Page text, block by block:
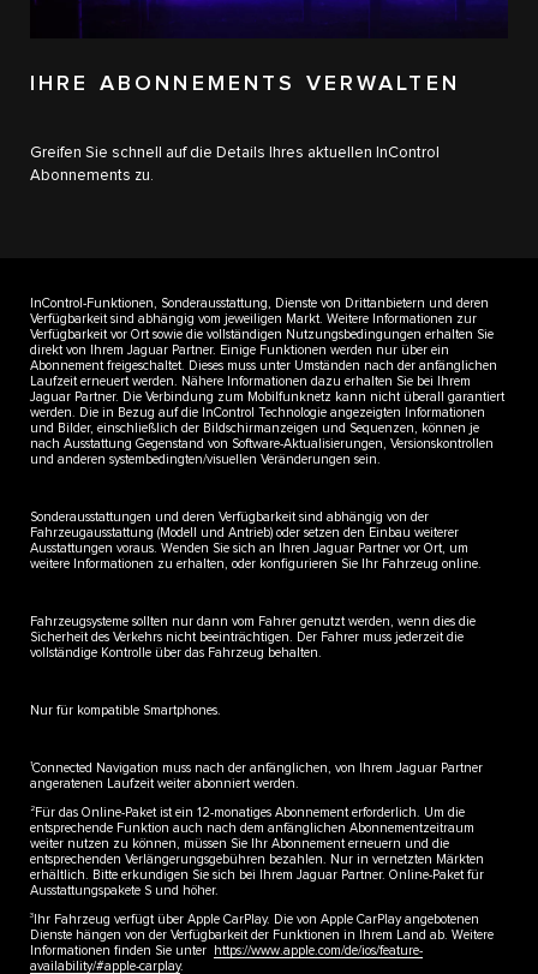
IHRE ABONNEMENTS VERWALTEN
Greifen Sie schnell auf die Details Ihres aktuellen InControl
Abonnements zu.
InControl-Funktionen, Sonderausstattung, Dienste von Drittanbietern und deren
Verfügbarkeit sind abhängig vom jeweiligen Markt. Weitere Informationen zur
Verfügbarkeit vor Ort sowie die vollständigen Nutzungsbedingungen erhalten Sie
direkt von Ihrem Jaguar Partner. Einige Funktionen werden nur über ein
Abonnement freigeschaltet. Dieses muss unter Umständen nach der anfänglichen
Laufzeit erneuert werden. Nähere Informationen dazu erhalten Sie bei Ihrem
Jaguar Partner. Die Verbindung zum Mobilfunknetz kann nicht überall garantiert
werden. Die in Bezug auf die InControl Technologie angezeigten Informationen
und Bilder, einschließlich der Bildschirmanzeigen und Sequenzen, können je
nach Ausstattung Gegenstand von Software-Aktualisierungen, Versionskontrollen
und anderen systembedingten/visuellen Veränderungen sein.
Sonderausstattungen und deren Verfügbarkeit sind abhängig von der
Fahrzeugausstattung (Modell und Antrieb) oder setzen den Einbau weiterer
Ausstattungen voraus. Wenden Sie sich an Ihren Jaguar Partner vor Ort, um
weitere Informationen zu erhalten, oder konfigurieren Sie Ihr Fahrzeug online.
Fahrzeugsysteme sollten nur dann vom Fahrer genutzt werden, wenn dies die
Sicherheit des Verkehrs nicht beeinträchtigen. Der Fahrer muss jederzeit die
vollständige Kontrolle über das Fahrzeug behalten.
Nur für kompatible Smartphones.
1Connected Navigation muss nach der anfänglichen, von Ihrem Jaguar Partner
angeratenen Laufzeit weiter abonniert werden.
2 Für das Online-Paket ist ein 12-monatiges Abonnement erforderlich. Um die
entsprechende Funktion auch nach dem anfänglichen Abonnementzeitraum
weiter nutzen zu können, müssen Sie Ihr Abonnement erneuern und die
entsprechenden Verlängerungsgebühren bezahlen. Nur in vernetzten Märkten
erhältlich. Bitte erkundigen Sie sich bei Ihrem Jaguar Partner. Online-Paket für
Ausstattungspakete S und höher.
3
Ihr Fahrzeug verfügt über Apple CarPlay. Die von Apple CarPlay angebotenen
Dienste hängen von der Verfügbarkeit der Funktionen in Ihrem Land ab. Weitere
Informationen finden Sie unter
https://www.apple.com/de/ios/feature-
availability/#apple-carplay.